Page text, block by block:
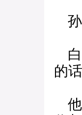
孙
白
的
他